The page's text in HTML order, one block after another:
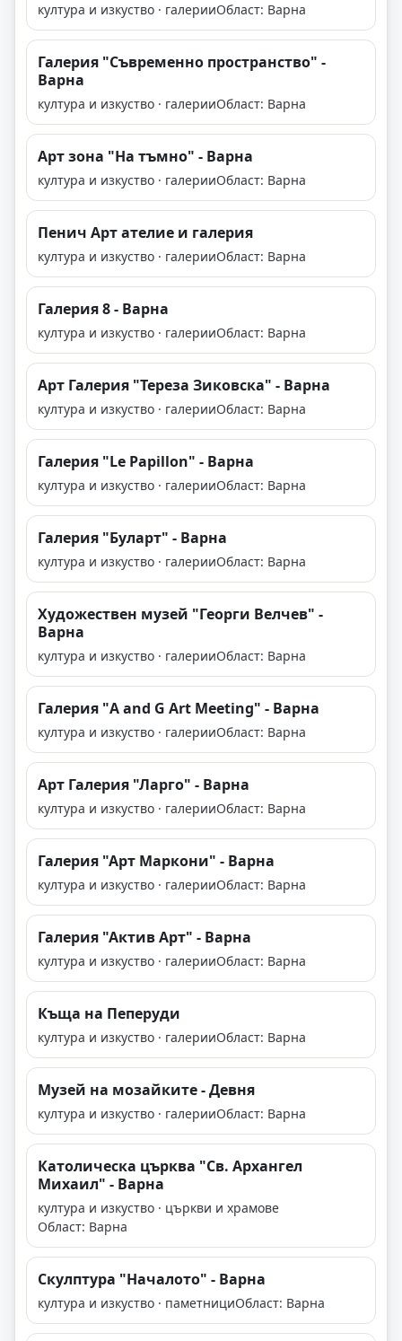
култура и изкуство · галерииОбласт: Варна
Галерия "Съвременно пространство" -
Варна
култура и изкуство · галерииОбласт: Варна
Арт зона "На тъмно" - Варна
култура и изкуство · галерииОбласт: Варна
Пенич Арт ателие и галерия
култура и изкуство · галерииОбласт: Варна
Галерия 8 - Варна
култура и изкуство · галерииОбласт: Варна
Арт Галерия "Тереза Зиковска" - Варна
култура и изкуство · галерииОбласт: Варна
Галерия "Le Papillоn" - Варна
култура и изкуство · галерииОбласт: Варна
Галерия "Буларт" - Варна
култура и изкуство · галерииОбласт: Варна
Художествен музей "Георги Велчев" -
Варна
култура и изкуство · галерииОбласт: Варна
Галерия "A and G Art Meeting" - Варна
култура и изкуство · галерииОбласт: Варна
Арт Галерия "Ларго" - Варна
култура и изкуство · галерииОбласт: Варна
Галерия "Арт Маркони" - Варна
култура и изкуство · галерииОбласт: Варна
Галерия "Актив Арт" - Варна
култура и изкуство · галерииОбласт: Варна
Къща на Пеперуди
култура и изкуство · галерииОбласт: Варна
Музей на мозайките - Девня
култура и изкуство · галерииОбласт: Варна
Католическа църква "Св. Архангел
Михаил" - Варна
култура и изкуство · църкви и храмове
Област: Варна
Скулптура "Началото" - Варна
култура и изкуство · паметнициОбласт: Варна